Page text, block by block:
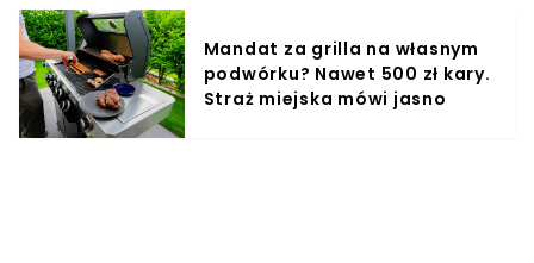
Mandat za grilla na własnym
podwórku? Nawet 500 zł kary.
Straż miejska mówi jasno